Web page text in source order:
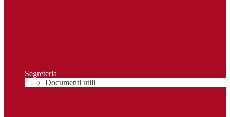
Segreteria
Documenti utili